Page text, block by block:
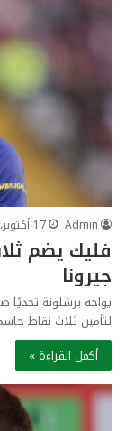
Admin
17 أكتوبر، 2025
فليك يضم
جيرونا
يواجه برشلونة تحديًا
لتأمين ثلاث نقاط
أكمل القراءة »